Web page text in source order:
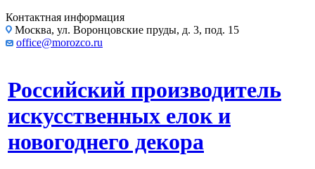
Контактная информация
Москва, ул. Воронцовские пруды, д. 3, под. 15
office@morozco.ru
Российский производитель
искусственных елок и
новогоднего декора